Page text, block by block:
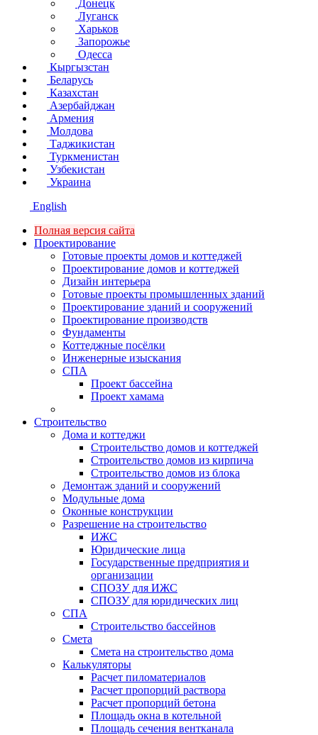
Донецк
Луганск
Харьков
Запорожье
Одесса
Кыргызстан
Беларусь
Казахстан
Азербайджан
Армения
Молдова
Таджикистан
Туркменистан
Узбекистан
Украина
English
Полная версия сайта
Проектирование
Готовые проекты домов и коттеджей
Проектирование домов и коттеджей
Дизайн интерьера
Готовые проекты промышленных зданий
Проектирование зданий и сооружений
Проектирование производств
Фундаменты
Коттеджные посёлки
Инженерные изыскания
СПА
Проект бассейна
Проект хамама
Строительство
Дома и коттеджи
Строительство домов и коттеджей
Строительство домов из кирпича
Строительство домов из блока
Демонтаж зданий и сооружений
Модульные дома
Оконные конструкции
Разрешение на строительство
ИЖС
Юридические лица
Государственные предприятия и
организации
СПОЗУ для ИЖС
СПОЗУ для юридических лиц
СПА
Строительство бассейнов
Смета
Смета на строительство дома
Калькуляторы
Расчет пиломатериалов
Расчет пропорций раствора
Расчет пропорций бетона
Площадь окна в котельной
Площадь сечения вентканала